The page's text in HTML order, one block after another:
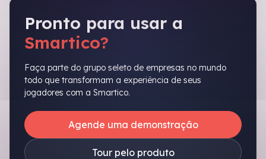
Pronto para usar a
Smartico?
Faça parte do grupo seleto de empresas no mundo
todo que transformam a experiência de seus
jogadores com a Smartico.
Agende uma demonstração
Tour pelo produto